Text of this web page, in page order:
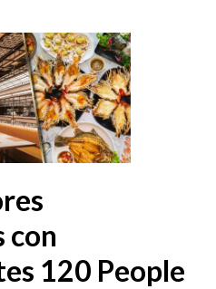
con
120 People